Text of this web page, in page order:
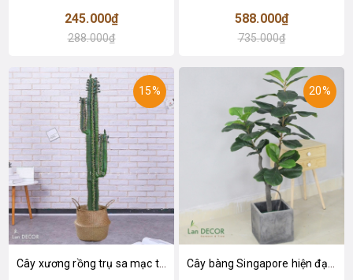
245.000₫
288.000₫
588.000₫
735.000₫
15%
Cây xương rồng trụ sa mạc trang trí loại 2 tay (155cm) - LC2912
20%